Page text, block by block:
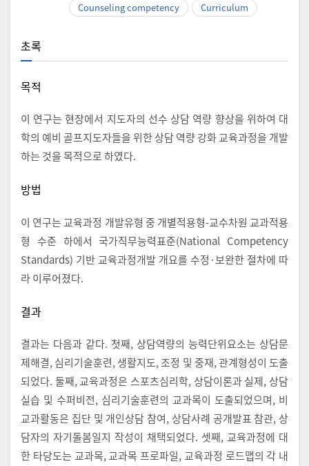
Counseling competency
Curriculum
초록
목적
이 연구는 현장에서 지도자의 선수 상담 역량 향상을 위하여 대
학의 예비 골프지도자들을 위한 상담 역량 강화 교육과정을 개발
하는 것을 목적으로 하였다.
방법
이 연구는 교육과정 개발유형 중 개별적용형-교수차원 교과적용
형 수준 하에서 국가직무능력표준(National Competency
Standards) 기반 교육과정개발 개요를 수정·보완한 절차에 따
라 이루어졌다.
결과
결과는 다음과 같다. 첫째, 상담역량의 능력단위요소는 상담문
제해결, 심리기술훈련, 생활지도, 조정 및 중재, 관계형성이 도출
되었다. 둘째, 교육과정은 스포츠심리학, 상담이론과 실제, 상담
실습 및 수퍼비전, 심리기술훈련의 교과목이 도출되었으며, 비
교과활동은 집단 및 개인상담 참여, 상담사례 공개발표 참관, 상
담자의 자기돌봄일지 작성이 채택되었다. 셋째, 교육과정에 대
한 타당도는 교과목, 교과목 프로파일, 교육과정 로드맵의 각 내